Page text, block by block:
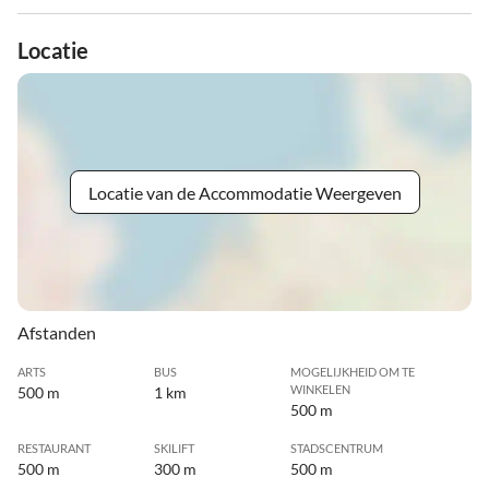
Locatie
Locatie van de Accommodatie Weergeven
Afstanden
ARTS
500 m
BUS
1 km
MOGELIJKHEID OM TE
WINKELEN
500 m
RESTAURANT
500 m
SKILIFT
300 m
STADSCENTRUM
500 m